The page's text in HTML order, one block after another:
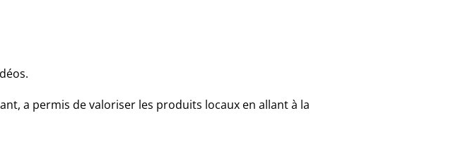
a permis de valoriser les produits locaux en allant à la